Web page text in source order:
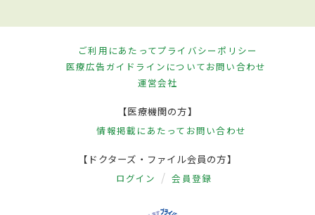
ご利用にあたってプライバシーポリシー
医療広告ガイドラインについてお問い合わせ
運営会社
【医療機関の方】
情報掲載にあたって お問い合わせ
【ドクターズ・ファイル会員の方】
ログイン 会員登録